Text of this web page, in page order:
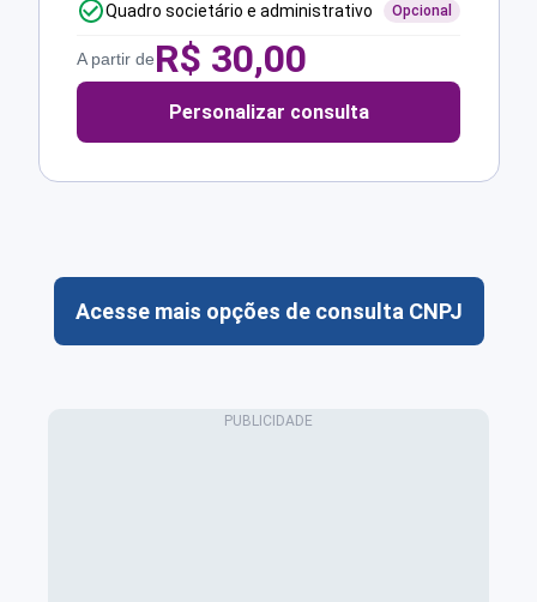
Quadro societário e administrativo Opcional
A partir deR$ 30,00
Personalizar consulta
Acesse mais opções de consulta CNPJ